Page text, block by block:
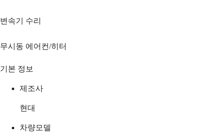
변속기 수리
무시동 에어컨/히터
기본 정보
제조사
현대
차량모델